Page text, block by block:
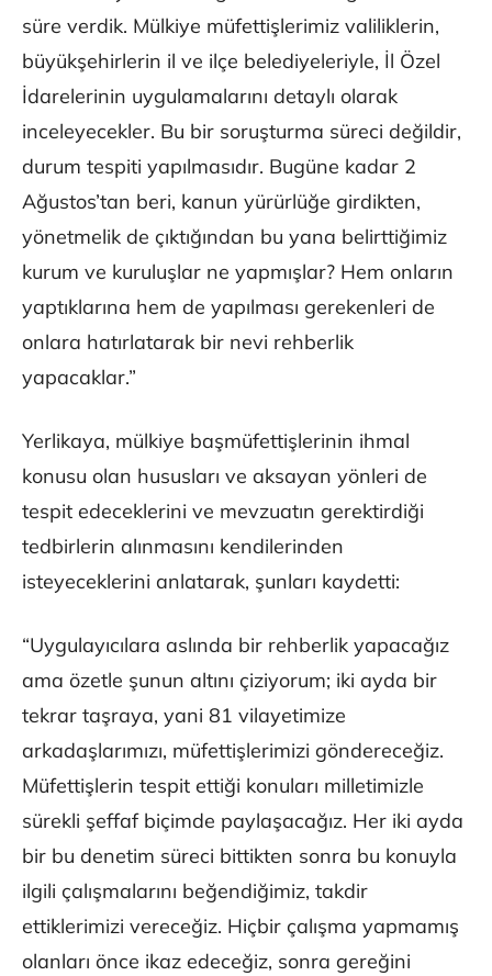
süre verdik. Mülkiye müfettişlerimiz valiliklerin,
büyükşehirlerin il ve ilçe belediyeleriyle, İl Özel
İdarelerinin uygulamalarını detaylı olarak
inceleyecekler. Bu bir soruşturma süreci değildir,
durum tespiti yapılmasıdır. Bugüne kadar 2
Ağustos’tan beri, kanun yürürlüğe girdikten,
yönetmelik de çıktığından bu yana belirttiğimiz
kurum ve kuruluşlar ne yapmışlar? Hem onların
yaptıklarına hem de yapılması gerekenleri de
onlara hatırlatarak bir nevi rehberlik
yapacaklar.”
Yerlikaya, mülkiye başmüfettişlerinin ihmal
konusu olan hususları ve aksayan yönleri de
tespit edeceklerini ve mevzuatın gerektirdiği
tedbirlerin alınmasını kendilerinden
isteyeceklerini anlatarak, şunları kaydetti:
“Uygulayıcılara aslında bir rehberlik yapacağız
ama özetle şunun altını çiziyorum; iki ayda bir
tekrar taşraya, yani 81 vilayetimize
arkadaşlarımızı, müfettişlerimizi göndereceğiz.
Müfettişlerin tespit ettiği konuları milletimizle
sürekli şeffaf biçimde paylaşacağız. Her iki ayda
bir bu denetim süreci bittikten sonra bu konuyla
ilgili çalışmalarını beğendiğimiz, takdir
ettiklerimizi vereceğiz. Hiçbir çalışma yapmamış
olanları önce ikaz edeceğiz, sonra gereğini